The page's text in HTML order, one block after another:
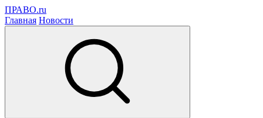
ПРАВО.ru
Главная Новости